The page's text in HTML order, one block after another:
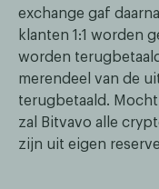
exchange gaf
klanten 1:1 worden
worden
merendeel van de
terugbetaald.
zal Bitvavo alle
zijn uit eigen